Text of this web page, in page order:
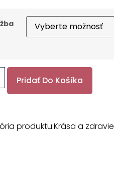
Pridať Do Košíka
produktu:Krása a zdravie